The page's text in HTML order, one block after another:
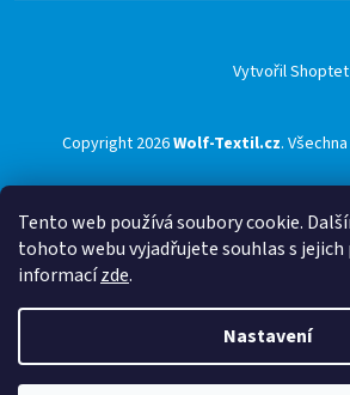
Tento web používá soubory cookie.
tohoto webu vyjadřujete souhlas s jejich
informacízde.
Nastavení
Vytvořil Shoptet
Copyright 2026Wolf-Textil.cz.